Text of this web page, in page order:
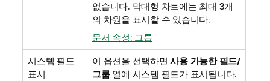
없습니다. 막대형 차트에는 최대 3개
의 차원을 표시할 수 있습니다.
문서 속성: 그룹
시스템 필드
표시
이 옵션을 선택하면사용 가능한 필드/
그룹열에 시스템 필드가 표시됩니다.